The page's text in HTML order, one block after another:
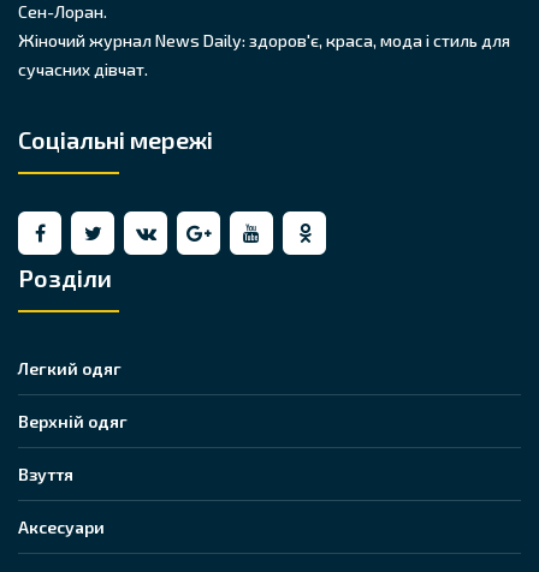
Сен-Лоран.
Жіночий журнал News Daily: здоров'є, краса, мода і стиль для
сучасних дівчат.
Соціальні мережі
Розділи
Легкий одяг
Верхній одяг
Взуття
Аксесуари